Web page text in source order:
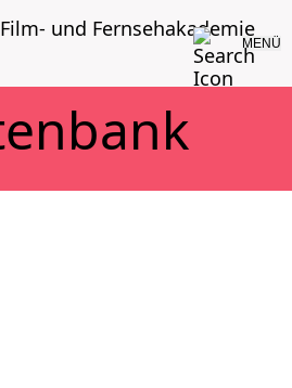
MENÜ